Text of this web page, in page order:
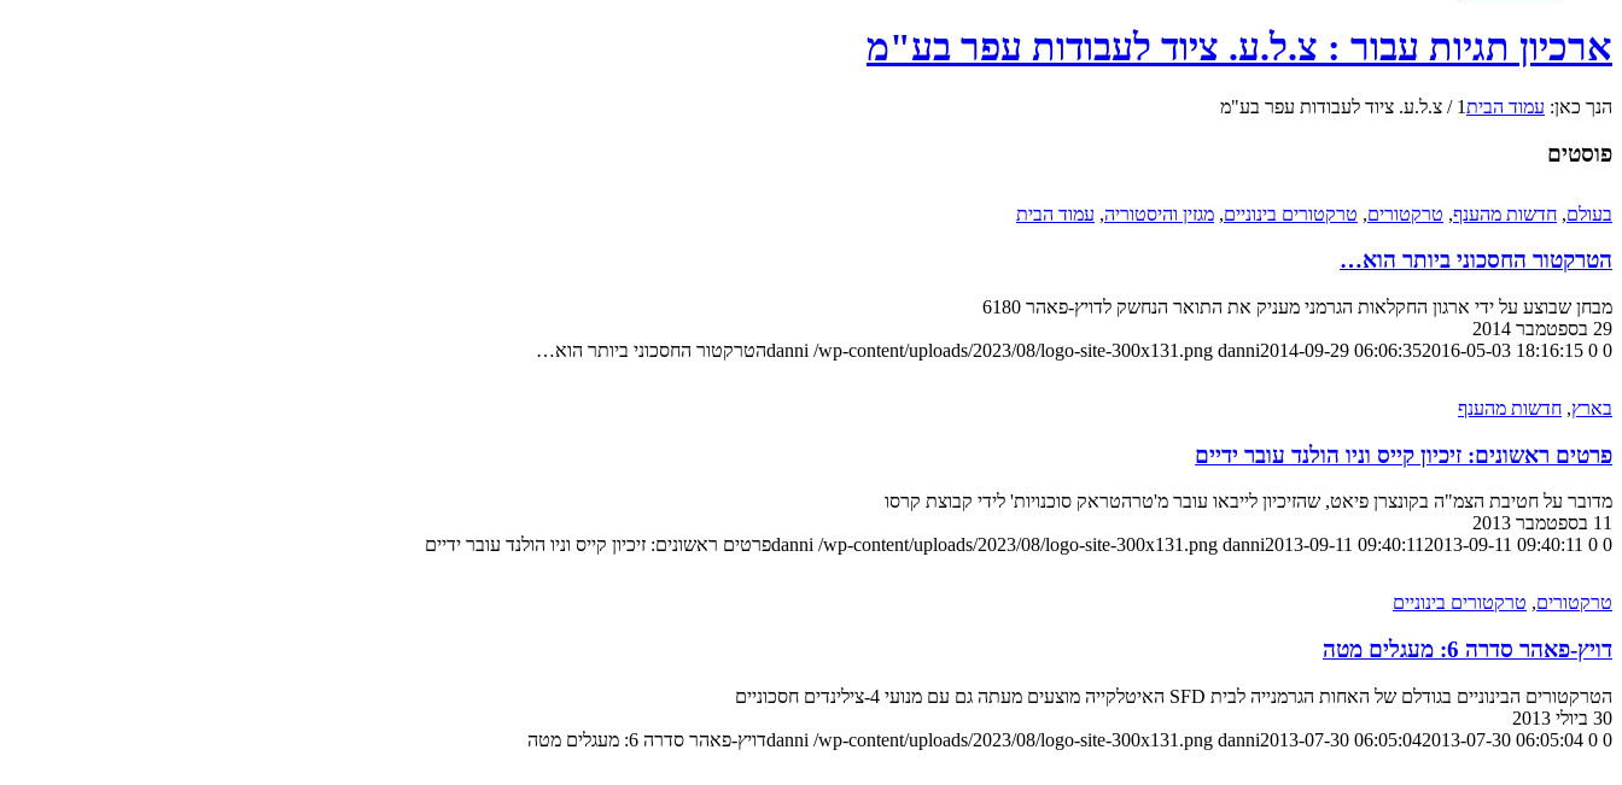
ארכיון תגיות עבור : צ.ל.ע. ציוד לעבודות עפר בע"מ
הנך כאן: עמוד הבית1
/ צ.ל.ע. ציוד לעבודות עפר בע"מ
פוסטים
בעולם, חדשות מהענף, טרקטורים, טרקטורים בינוניים, מגזין והיסטוריה, עמוד הבית
הטרקטור החסכוני ביותר הוא…
מבחן שבוצע על ידי ארגון החקלאות הגרמני מעניק את התואר הנחשק לדויץ-פאהר 6180
29 בספטמבר 2014
0
0
danni /wp-content/uploads/2023/08/logo-site-300x131.png danni2014-09-29 06:06:352016-05-03 18:16:15 הטרקטור החסכוני ביותר הוא…
בארץ, חדשות מהענף
פרטים ראשונים: זיכיון קייס וניו הולנד עובר ידיים
מדובר על חטיבת הצמ"ה בקונצרן פיאט, שהזיכיון לייבאו עובר מ'טרהטראק סוכנויות' לידי קבוצת קרסו
11 בספטמבר 2013
0
0
danni /wp-content/uploads/2023/08/logo-site-300x131.png danni2013-09-11 09:40:112013-09-11 09:40:11 פרטים ראשונים: זיכיון קייס וניו הולנד עובר ידיים
טרקטורים, טרקטורים בינוניים
דויץ-פאהר סדרה 6: מעגלים מטה
הטרקטורים הבינוניים בגודלם של האחות הגרמנייה לבית SFD האיטלקייה מוצעים מעתה גם עם מנועי 4-צילינדים חסכוניים
30 ביולי 2013
0
0
danni /wp-content/uploads/2023/08/logo-site-300x131.png danni2013-07-30 06:05:042013-07-30 06:05:04 דויץ-פאהר סדרה 6: מעגלים מטה